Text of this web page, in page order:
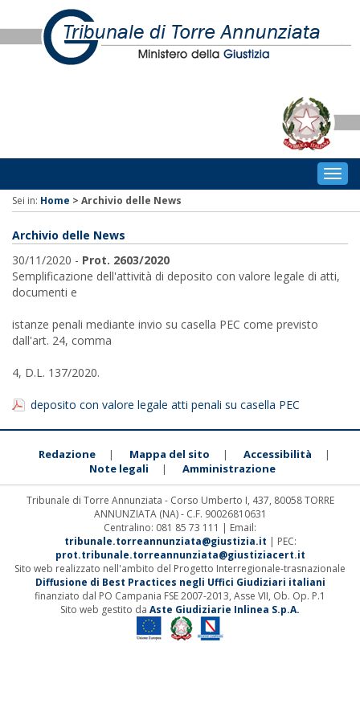
Sei in: Home > Archivio delle News
Archivio delle News
30/11/2020 - Prot. 2603/2020
Semplificazione dell'attività di deposito con valore legale di atti,
documenti e
istanze penali mediante invio su casella PEC come previsto
dall'art. 24, comma
4, D.L. 137/2020.
deposito con valore legale atti penali su casella PEC
Redazione | Mappa del sito | Accessibilità |
Note legali | Amministrazione
Tribunale di Torre Annunziata - Corso Umberto I, 437, 80058 TORRE
ANNUNZIATA (NA) - C.F. 90026810631
Centralino: 081 85 73 111 | Email:
tribunale.torreannunziata@giustizia.it | PEC:
prot.tribunale.torreannunziata@giustiziacert.it
Sito web realizzato nell'ambito del Progetto Interregionale-trasnazionale
Diffusione di Best Practices negli Uffici Giudiziari italiani
finanziato dal PO Campania FSE 2007-2013, Asse VII, Ob. Op. P.1
Sito web gestito da Aste Giudiziarie Inlinea S.p.A.